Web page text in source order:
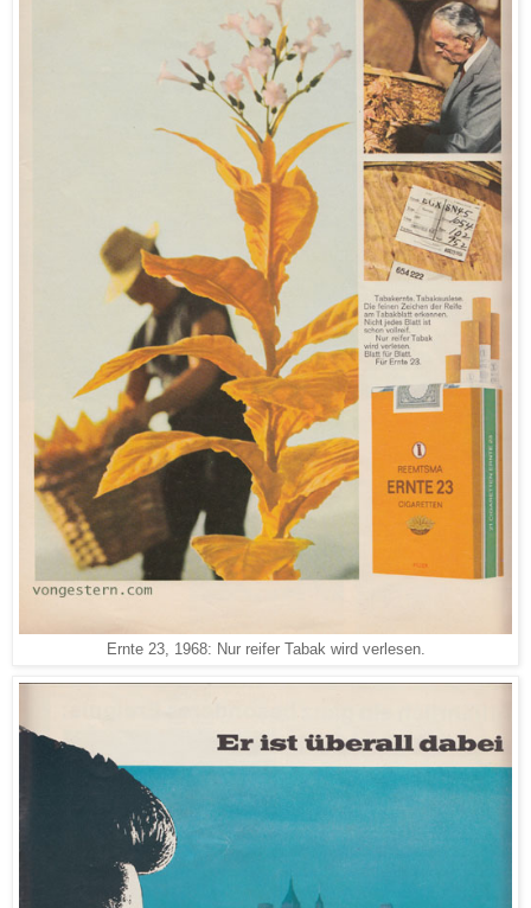
Ernte 23, 1968: Nur reifer Tabak wird verlesen.